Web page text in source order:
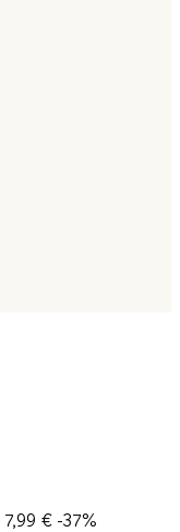
7,99 €-37%